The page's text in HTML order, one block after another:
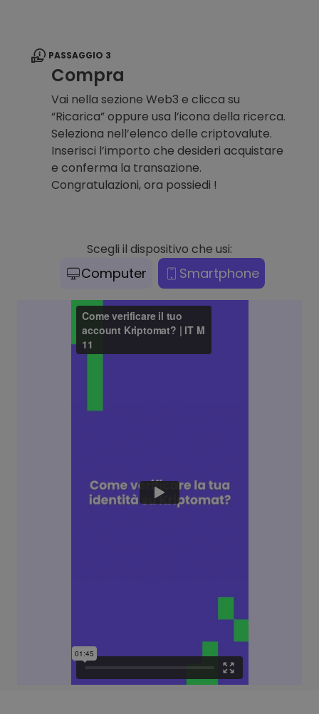
PASSAGGIO 3
Compra
Vai nella sezione Web3 e clicca su
“Ricarica” oppure usa l’icona della ricerca.
Seleziona nell’elenco delle criptovalute.
Inserisci l’importo che desideri acquistare
e conferma la transazione.
Congratulazioni, ora possiedi !
Scegli il dispositivo che usi:
Computer Smartphone